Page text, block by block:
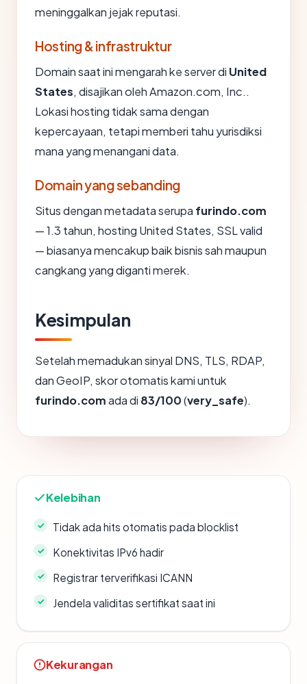
meninggalkan jejak reputasi.
Hosting & infrastruktur
Domain saat ini mengarah ke server di United
States, disajikan oleh Amazon.com, Inc..
Lokasi hosting tidak sama dengan
kepercayaan, tetapi memberi tahu yurisdiksi
mana yang menangani data.
Domain yang sebanding
Situs dengan metadata serupa furindo.com
— 1.3 tahun, hosting United States, SSL valid
— biasanya mencakup baik bisnis sah maupun
cangkang yang diganti merek.
Kesimpulan
Setelah memadukan sinyal DNS, TLS, RDAP,
dan GeoIP, skor otomatis kami untuk
furindo.comada di 83/100(very_safe).
Kelebihan
Tidak ada hits otomatis pada blocklist
Konektivitas IPv6 hadir
Registrar terverifikasi ICANN
Jendela validitas sertifikat saat ini
Kekurangan